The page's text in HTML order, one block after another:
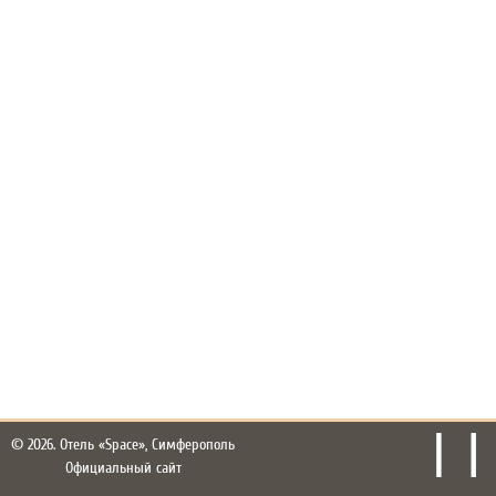
© 2026. Отель «Space», Симферополь
Официальный сайт